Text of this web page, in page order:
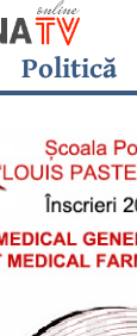
Politică